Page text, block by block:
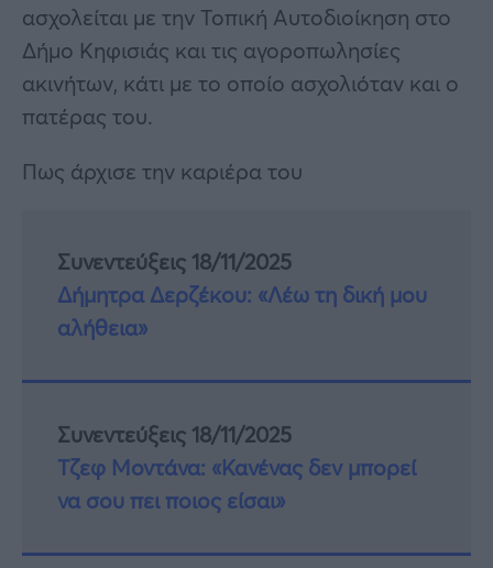
ασχολείται με την Τοπική Αυτοδιοίκηση στο
Δήμο Κηφισιάς και τις αγοροπωλησίες
ακινήτων, κάτι με το οποίο ασχολιόταν και ο
πατέρας του.
Πως άρχισε την καριέρα του
Συνεντεύξεις 18/11/2025
Δήμητρα Δερζέκου: «Λέω τη δική μου
αλήθεια»
Συνεντεύξεις 18/11/2025
Τζεφ Μοντάνα: «Κανένας δεν μπορεί
να σου πει ποιος είσαι»